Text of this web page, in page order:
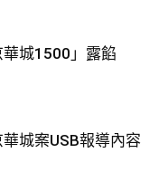
城1500」露餡
城案USB報導內容